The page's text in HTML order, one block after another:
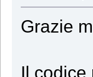
Grazie
Il codice